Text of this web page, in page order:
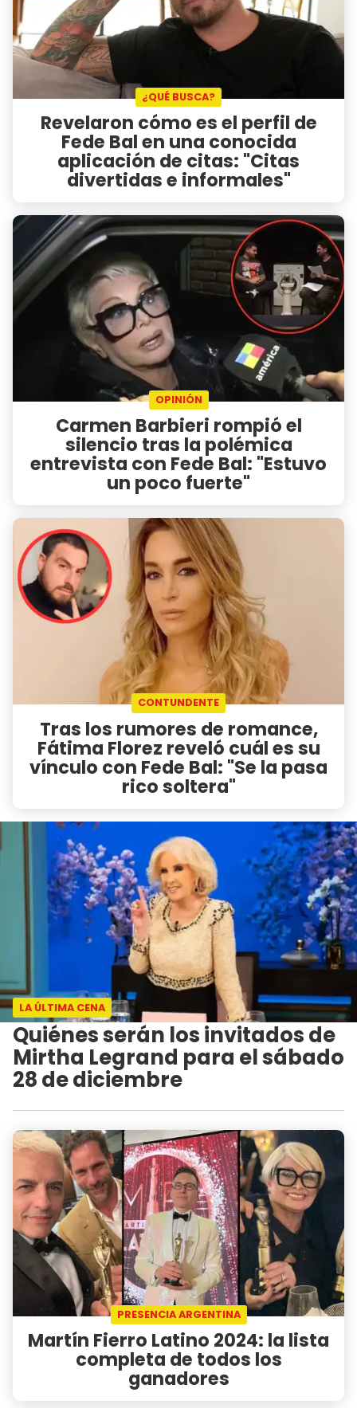
¿QUÉ BUSCA?
Revelaron cómo es el perfil de
Fede Bal en una conocida
aplicación de citas: "Citas
divertidas e informales"
OPINIÓN
Carmen Barbieri rompió el
silencio tras la polémica
entrevista con Fede Bal: "Estuvo
un poco fuerte"
CONTUNDENTE
Tras los rumores de romance,
Fátima Florez reveló cuál es su
vínculo con Fede Bal: "Se la pasa
rico soltera"
LA ÚLTIMA CENA
Quiénes serán los invitados de
Mirtha Legrand para el sábado
28 de diciembre
PRESENCIA ARGENTINA
Martín Fierro Latino 2024: la lista
completa de todos los
ganadores